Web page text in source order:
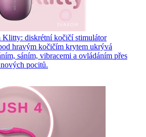
Klitty: diskrétní kočičí stimulátor
hravým kočičím krytem ukrývá
sáním, vibracemi a ovládáním přes
pocitů.